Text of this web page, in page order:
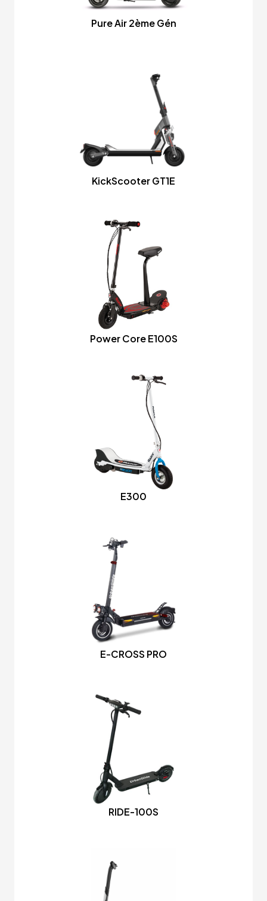
Pure Air 2ème Gén
KickScooter GT1E
Power Core E100S
E300
E-CROSS PRO
RIDE-100S